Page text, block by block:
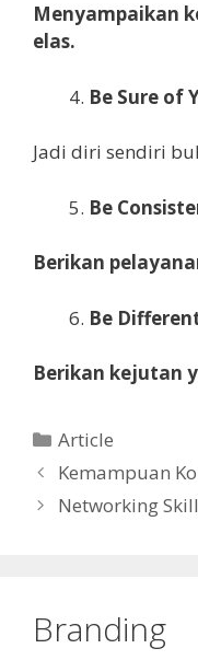
Menyampaikan
elas.
Be Sure of
Jadi diri sendiri
Be
Berikan
Be
Berikan kejutan
Article
Kemampuan
Networking Skill
Branding